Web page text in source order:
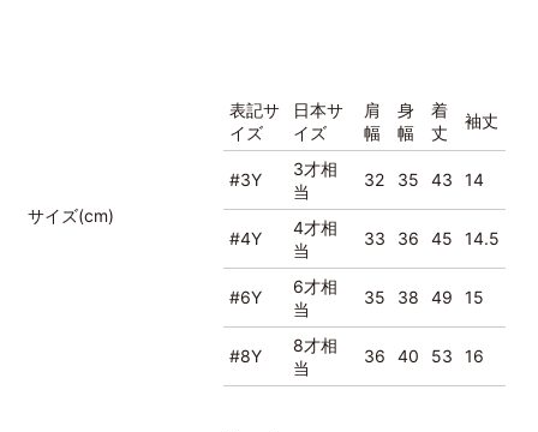
サイズ(cm)
表記サ
イズ
日本サ
イズ
肩
幅
身
幅
着
丈
袖丈
#3Y
3才相
当
32 35 43 14
#4Y
4才相
当
33 36 45 14.5
#6Y
6才相
当
35 38 49 15
#8Y
8才相
当
36 40 53 16